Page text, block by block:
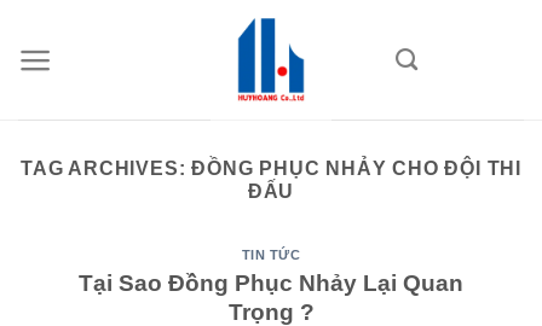
content
TAG ARCHIVES:ĐỒNG PHỤC NHẢY CHO ĐỘI THI
ĐẤU
TIN TỨC
Tại Sao Đồng Phục Nhảy Lại Quan
Trọng ?